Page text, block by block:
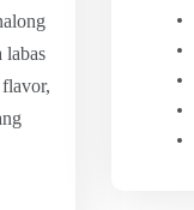
labas